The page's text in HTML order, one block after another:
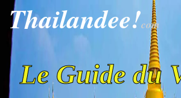
Thailandee!com
Le Guide du